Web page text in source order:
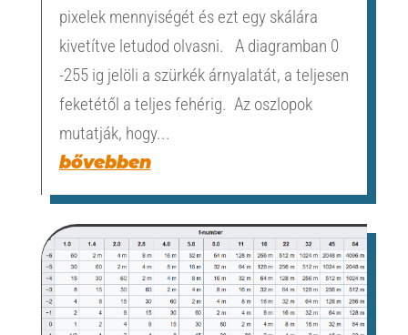
pixelek mennyiségét és ezt egy skálára
kivetítve letudod olvasni. A diagramban 0
-255 ig jelöli a szürkék árnyalatát, a teljesen
feketétől a teljes fehérig. Az oszlopok
mutatják, hogy...
bővebben